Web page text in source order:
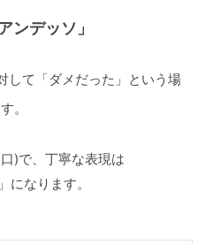
ンデッソ」
して「ダメだった」という場
。
)で、丁寧な表現は
」になります。